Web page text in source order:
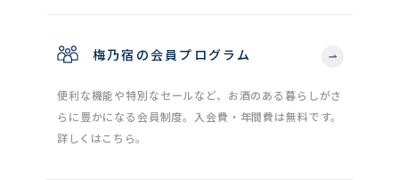
梅乃宿の会員プログラム
便利な機能や特別なセールなど、お酒のある暮らしがさ
らに豊かになる会員制度。入会費・年間費は無料です。
詳しくはこちら。